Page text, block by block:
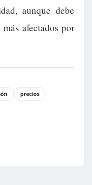
aunque debe
afectados por
precios